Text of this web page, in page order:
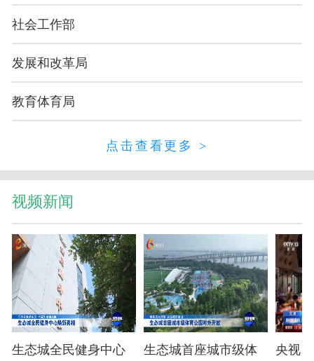
社会工作部
发展和改革局
教育体育局
点击查看更多 >
视频新闻
生态城全民健身中心
生态城首座城市级体
央视▶